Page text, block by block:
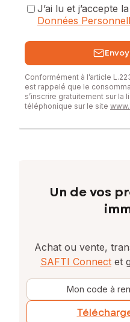
J’ai lu et j’accepte la
Données
Conformément à l’article
est rappelé que le
s’inscrire gratuitement sur la
téléphonique sur le site
Un de vos
Achat ou vente,
SAFTI Connect et
Mon code à